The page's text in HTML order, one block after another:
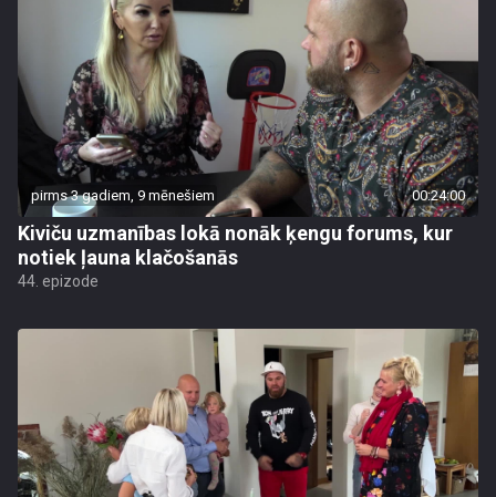
pirms 3 gadiem, 9 mēnešiem 00:24:00
Kiviču uzmanības lokā nonāk ķengu forums, kur
notiek ļauna klačošanās
44. epizode